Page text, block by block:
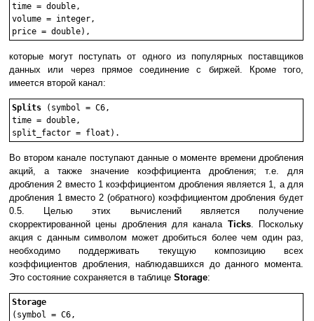
time = double,
volume = integer,
price = double),
которые могут поступать от одного из популярных поставщиков
данных или через прямое соединение с биржей. Кроме того,
имеется второй канал:
Splits (symbol = C6,
time = double,
split_factor = float).
Во втором канале поступают данные о моменте времени дробления
акций, а также значение коэффициента дробления; т.е. для
дробления 2 вместо 1 коэффициентом дробления является 1, а для
дробления 1 вместо 2 (обратного) коэффициентом дробления будет
0.5. Целью этих вычислений является получение
скорректированной цены дробления для канала Ticks. Поскольку
акция с данным символом может дробиться более чем один раз,
необходимо поддерживать текущую композицию всех
коэффициентов дробления, наблюдавшихся до данного момента.
Это состояние сохраняется в таблице Storage:
Storage
(symbol = C6,